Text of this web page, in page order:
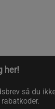
her!
så du